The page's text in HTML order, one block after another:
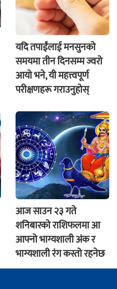
यदि तपाईंलाई मनसुनको
समयमा तीन दिनसम्म ज्वरो
आयो भने, यी महत्त्वपूर्ण
परीक्षणहरू गराउनुहोस्
आज साउन २३ गते
शनिबारकाे राशिफलमा आ
आफ्नो भाग्यशाली अंक र
भाग्यशाली रंग कस्तो रहनेछ